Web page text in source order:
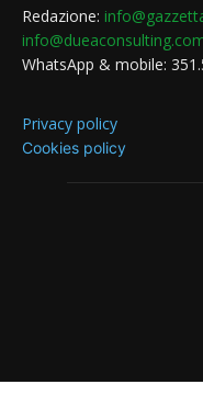
Redazione:
WhatsApp & mobile:
Privacy policy
Cookies policy